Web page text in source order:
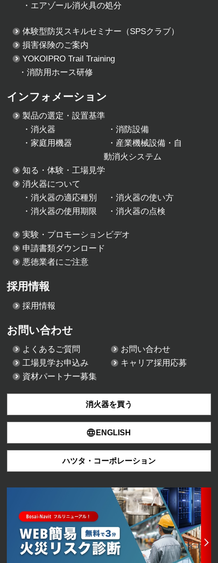
・ エアゾール消火具の処分
体験型防災スキルセミナー （SPSクラブ）
損害保険のご案内
YOKOIPRO Trail Training
・消防用ホース研修
インフォメーション
製品の選定・設置基準
・消火器 ・ 消防設備
・ 家庭用機器 ・ 産業機械設備・自
動消火システム
知る・体験・工場見学
消火器について
・消火器の適応種別 ・ 消火器の使い方
・消火器の使用期限 ・ 消火器の点検
実験・プロモーションビデオ
申請書類ダウンロード
悪徳業者にご注意
採用情報
採用情報
お問い合わせ
よくあるご質問
お問い合わせ
工場見学お申込み
キャリア採用応募
資材パートナー募集
消火器を買う
ENGLISH
ハツタ・コーポレーション